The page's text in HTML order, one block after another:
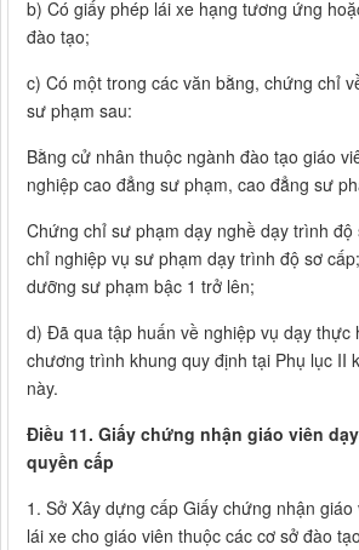
b) Có giấy phép lái xe hạng tương ứng
đào tạo;
c) Có một trong các văn bằng, chứng chỉ
sư phạm sau:
Bằng cử nhân thuộc ngành đào tạo giáo
nghiệp cao đẳng sư phạm, cao đẳng sư
Chứng chỉ sư phạm dạy nghề dạy trình độ
chỉ nghiệp vụ sư phạm dạy trình độ sơ
dưỡng sư phạm bậc 1 trở lên;
d) Đã qua tập huấn về nghiệp vụ dạy thực
chương trình khung quy định tại Phụ lục II
này.
Điều 11. Giấy chứng nhận giáo viên
quyền cấp
1. Sở Xây dựng cấp Giấy chứng nhận
lái xe cho giáo viên thuộc các cơ sở đào